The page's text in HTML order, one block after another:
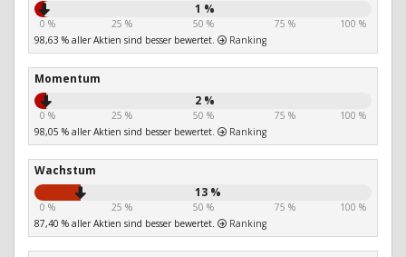
1 %
0 % 25 % 50 % 75 %
100 %
98,63 % aller Aktien sind besser bewertet.
Ranking
Momentum
2 %
0 % 25 % 50 % 75 %
100 %
98,05 % aller Aktien sind besser bewertet.
Ranking
Wachstum
13 %
0 % 25 % 50 % 75 %
100 %
87,40 % aller Aktien sind besser bewertet.
Ranking